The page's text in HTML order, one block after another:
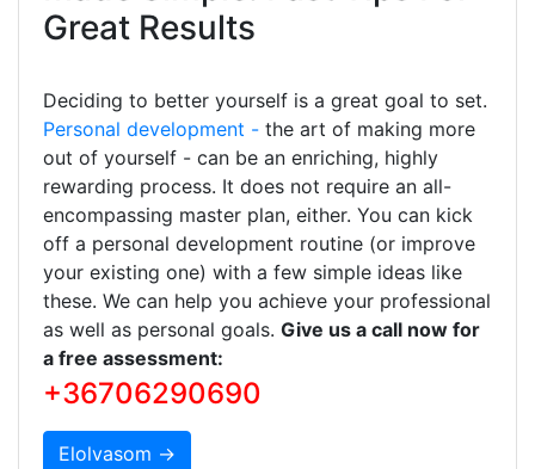
Great Results
Deciding to better yourself is a great goal to set.
Personal development - the art of making more
out of yourself - can be an enriching, highly
rewarding process. It does not require an all-
encompassing master plan, either. You can kick
off a personal development routine (or improve
your existing one) with a few simple ideas like
these. We can help you achieve your professional
as well as personal goals. Give us a call now for
a free assessment:
+36706290690
Elolvasom →